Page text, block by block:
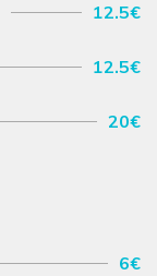
12.5€
12.5€
20€
6€